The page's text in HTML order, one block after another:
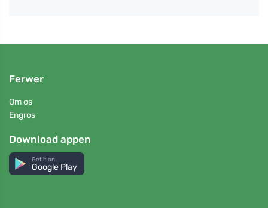
Ferwer
Om os
Engros
Download appen
Get it on
Google Play